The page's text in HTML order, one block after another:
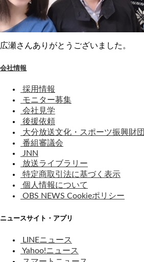
広瀬さんありがとうございました。
会社情報
採用情報
モニター募集
会社見学
後援依頼
大分放送文化・スポーツ振興財団
番組審議会
JNN
放送ライブラリー
特定商取引法に基づく表示
個人情報について
OBS NEWS Cookieポリシー
ニュースサイト・アプリ
LINEニュース
Yahoo!ニュース